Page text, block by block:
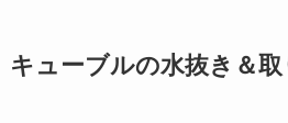
キューブルの水抜き＆